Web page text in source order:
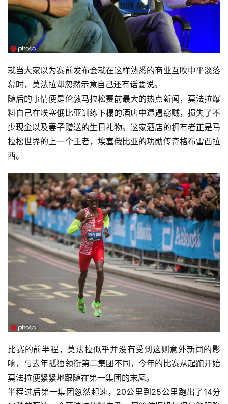
就当大家以为赛前发布会就在这样熟悉的商业互吹中平淡落
幕时，莫法拉却忽然示意自己还有话要说。
随后的事情便是伦敦马拉松赛前最大的热点新闻，莫法拉爆
料自己在埃塞俄比亚训练下榻的酒店中遭遇窃贼，损失了不
少现金以及妻子赠送的生日礼物。这家酒店的拥有者正是马
拉松世界的上一个王者，埃塞俄比亚的功勋传奇格布雷西拉
西。
比赛的前半程，莫法拉似乎并没有受到这则意外新闻的影
响，与去年孤独领衔第二集团不同，今年的比赛从起跑开始
莫法拉便紧紧地跟随在第一集团的末尾。
半程过后第一集团忽然起速，20公里到25公里跑出了14分